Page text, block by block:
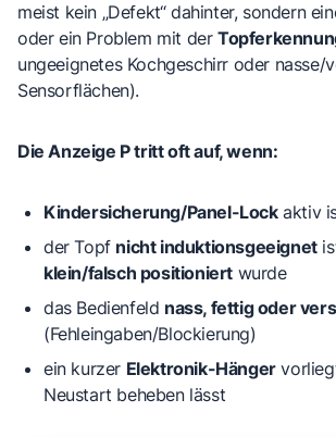
meist kein „Defekt“ dahinter, sondern
oder ein Problem mit der
ungeeignetes Kochgeschirr oder nasse/
Sensorflächen).
Die Anzeige P tritt oft auf, wenn:
Kindersicherung/Panel-Lockaktiv
der Topf nicht induktionsgeeignet
klein/falsch positioniert wurde
das Bedienfeld nass, fettig oder
(Fehleingaben/Blockierung)
ein kurzer Elektronik-Hänger
Neustart beheben lässt